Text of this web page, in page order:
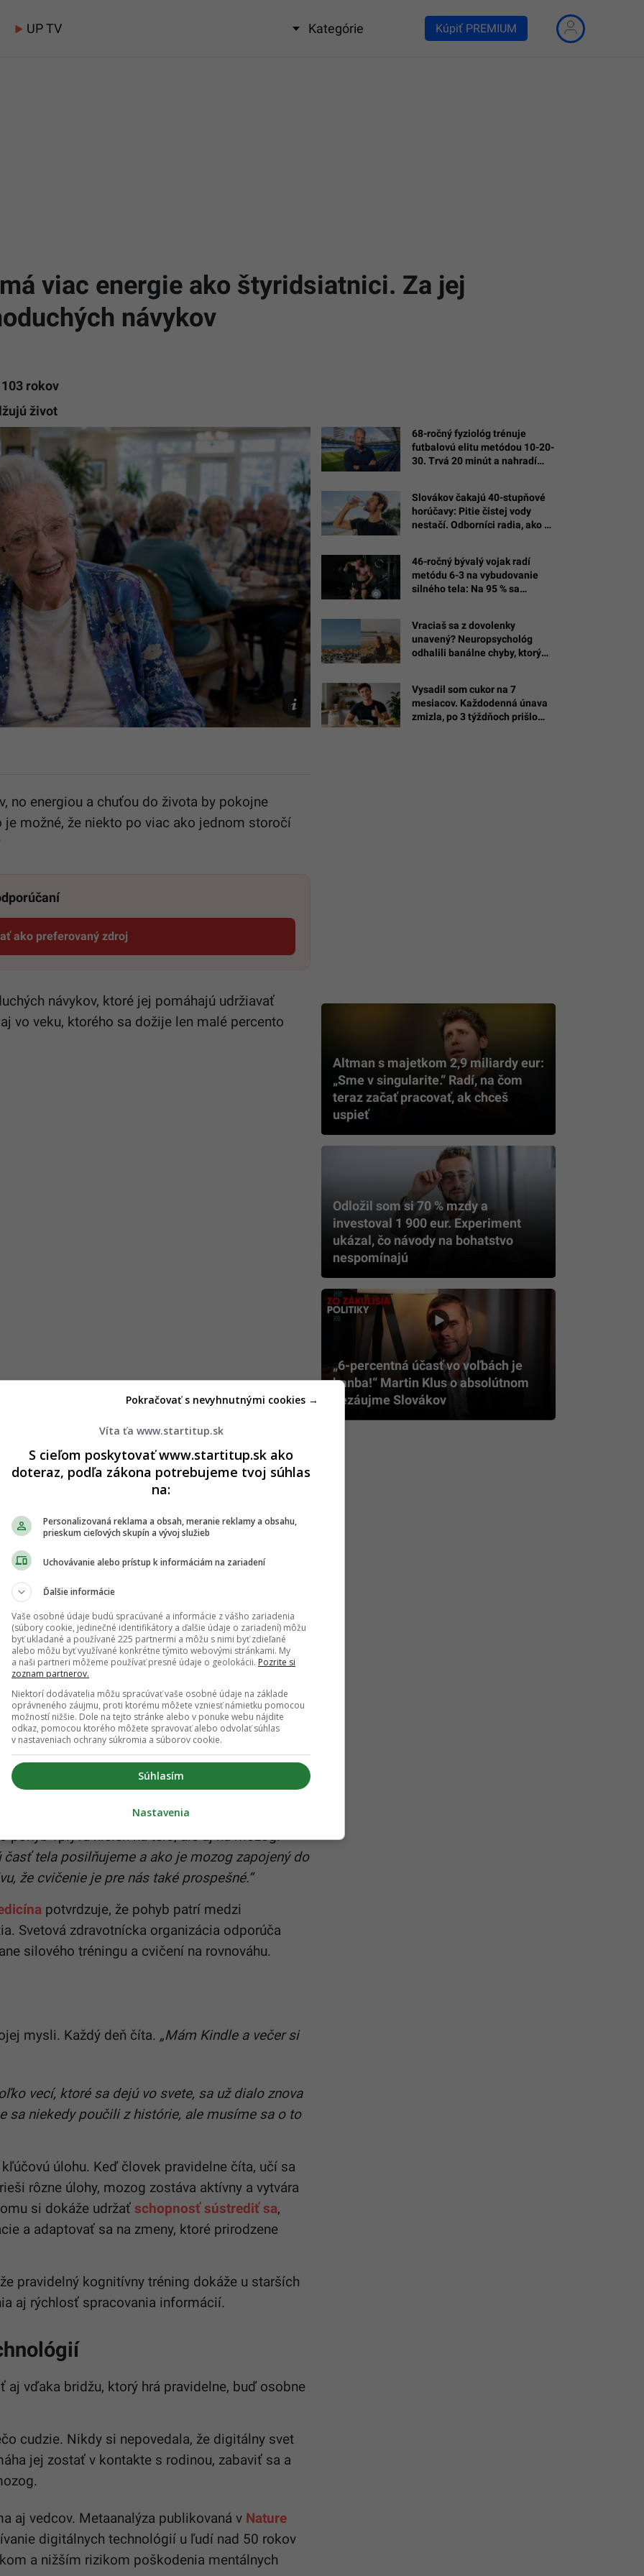
UP TV Kategórie Kúpiť PREMIUM
viac energie ako štyridsiatnici. Za jej
návykov
rokov
život
AI
no energiou a chuťou do života by pokojne
možné, že niekto po viac ako jednom storočí
ako preferovaný zdroj
Startitup, odkaz sa otvorí v novom okne
návykov, ktoré jej pomáhajú udržiavať
vo veku, ktorého sa dožije len malé percento
„Mojím koníčkom sú ľudia, pretože práve
Today.„Je to tá najlepšia časť života,“dodáva.
no často nevieme, komu zavolať vo chvíli,
stále vedome buduje nové vzťahy. V zariadení
obyvateľov.
hovorí.„Možno je dôležité, aby sa cítili
kto víta.“
ajvýskum dlhovekosti. Obrovská metaanalýza
viac ako 300-tisíc ľudí, ukázala, že silné
predčasného úmrtia. Výskumníci dokonca tvrdia,
riziková ako fajčenie či chronický stres.
ľudí okolo seba. Veľkú časť svojej vitality
sama. Nemám pri sebe žiadnych
pohyb vplýva nielen na telo, ale aj na mozog.
tela posilňujeme a ako je mozog zapojený do
že cvičenie je pre nás také prospešné.“
potvrdzuje, že pohyb patrí medzi
Svetová zdravotnícka organizácia odporúča
silového tréningu a cvičení na rovnováhu.
mysli. Každý deň číta. „Mám Kindle a večer si
vecí, ktoré sa dejú vo svete, sa už dialo znova
sa niekedy poučili z histórie, ale musíme sa o to
úlohu. Keď človek pravidelne číta, učí sa
rôzne úlohy, mozog zostáva aktívny a vytvára
si dokáže udržať schopnosť sústrediť sa,
a adaptovať sa na zmeny, ktoré prirodzene
pravidelný kognitívny tréning dokáže u starších
aj rýchlosť spracovania informácií.
aj vďaka bridžu, ktorý hrá pravidelne, buď osobne
cudzie. Nikdy si nepovedala, že digitálny svet
jej zostať v kontakte s rodinou, zabaviť sa a
aj vedcov. Metaanalýza publikovaná v Nature
digitálnych technológií u ľudí nad 50 rokov
a nižším rizikom poškodenia mentálnych
68-ročný fyziológ trénuje
futbalovú elitu metódou 10-20-
30. Trvá 20 minút a nahradí
Slovákov čakajú 40-stupňové
horúčavy: Pitie čistej vody
nestačí. Odborníci radia, ako sa
46-ročný bývalý vojak radí
metódu 6-3 na vybudovanie
silného tela: Na 95 % sa
Vraciaš sa z dovolenky
unavený? Neuropsychológ
odhalili banálne chyby, ktorými
Vysadil som cukor na 7
mesiacov. Každodenná únava
zmizla, po 3 týždňoch prišlo
Altman s majetkom 2,9 miliardy eur:
„Sme v singularite.“ Radí, na čom
teraz začať pracovať, ak chceš
uspieť
Odložil som si 70 % mzdy a
investoval 1 900 eur. Experiment
ukázal, čo návody na bohatstvo
nespomínajú
„6-percentná účasť vo voľbách je
hanba!“ Martin Klus o absolútnom
nezáujme Slovákov
Víta ťa www.startitup.sk
S cieľom poskytovať www.startitup.sk ako
doteraz, podľa zákona potrebujeme tvoj súhlas
na:
Personalizovaná reklama a obsah, meranie reklamy a obsahu,
prieskum cieľových skupín a vývoj služieb
Uchovávanie alebo prístup k informáciám na zariadení
Ďalšie informácie
Vaše osobné údaje budú spracúvané a informácie z vášho zariadenia
(súbory cookie, jedinečné identifikátory a ďalšie údaje o zariadení) môžu
byť ukladané a používané 225 partnermi a môžu s nimi byť zdieľané
alebo môžu byť využívané konkrétne týmito webovými stránkami. My
a naši partneri môžeme používať presné údaje o geolokácii. Pozrite si
zoznam partnerov.
Niektorí dodávatelia môžu spracúvať vaše osobné údaje na základe
oprávneného záujmu, proti ktorému môžete vzniesť námietku pomocou
možností nižšie. Dole na tejto stránke alebo v ponuke webu nájdite
odkaz, pomocou ktorého môžete spravovať alebo odvolať súhlas
v nastaveniach ochrany súkromia a súborov cookie.
Súhlasím
Pokračovať s nevyhnutnými cookies →
Nastavenia